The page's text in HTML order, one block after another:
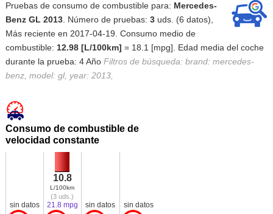
Pruebas de consumo de combustible para: Mercedes-
Benz GL 2013. Número de pruebas: 3uds. (6 datos),
Más reciente en 2017-04-19. Consumo medio de
combustible: 12.98 [L/100km] = 18.1 [mpg]. Edad media del coche
durante la prueba: 4 Año Filtros de búsqueda: brand: mercedes-
benz, model: gl, year: 2013,
Consumo de combustible de
velocidad constante
sin datos
10.8
L/100km
(3 uds.)
21.8 mpg sin datos sin datos